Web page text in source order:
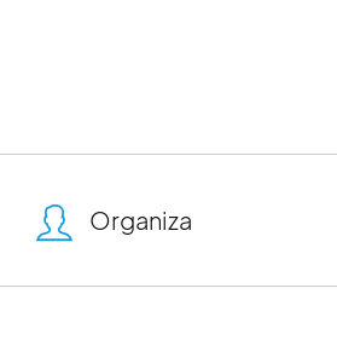
Organiza